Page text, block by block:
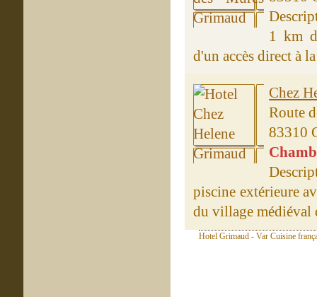
1 km
d'un accès direct à
Chez
Route
83310
piscine extérieure
du village médiéval
Hotel Grimaud - Var Cuisine